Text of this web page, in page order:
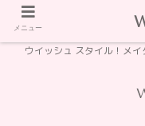
ウイッシュ スタイル！メ
メニュー